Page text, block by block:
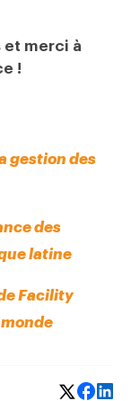
et merci à
!
gestion des
des
latine
Facility